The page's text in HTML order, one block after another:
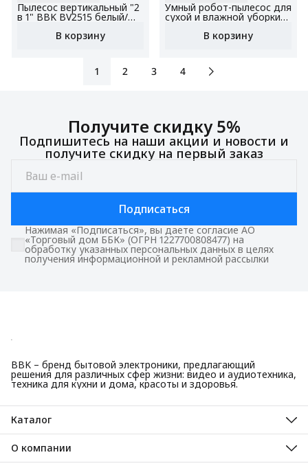
Пылесос вертикальный "2
в 1" BBK BV2515 белый/
пылесборника 0.8 л,
мощность всасывания 110
2 насадки в комплекте
В корзину
Умный робот-пылесос для
сухой и влажной уборки
BBK BV3501 / Яндекс
Алиса / мощность
всасывания 2200 Па
В корзину
1 2 3 4
Получите скидку 5%
Подпишитесь на наши акции и новости и
получите скидку на первый заказ
Подписаться
Нажимая «Подписаться», вы даете согласие АО
«Торговый дом ББК» (ОГРН 1227700808477) на
обработку указанных персональных данных в целях
получения информационной и рекламной рассылки
BBK – бренд бытовой электроники, предлагающий
решения для различных сфер жизни: видео и аудиотехника,
техника для кухни и дома, красоты и здоровья.
Каталог
Красота и здоровье
Техника для кухни
О компании